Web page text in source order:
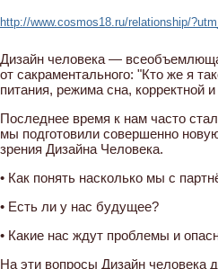
http://www.cosmos18.ru/relationship/
Дизайн человека —
от сакраментального: "Кто же я
питания, режима сна, корректной
Последнее время к нам часто
мы подготовили совершенно
зрения Дизайна Человека.
• Как понять насколько мы с
• Есть ли у нас будущее?
• Какие нас ждут проблемы и
На эти вопросы Дизайн человека